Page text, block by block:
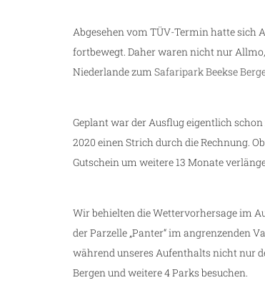
Abgesehen vom TÜV-Termin hatte sich
fortbewegt. Daher waren nicht nur
Niederlande zum Safaripark Beekse
Geplant war der Ausflug eigentlich
2020 einen Strich durch die Rechnung.
Gutschein um weitere 13 Monate
Wir behielten die Wettervorhersage im
der Parzelle „Panter“ im angrenzenden
während unseres Aufenthalts nicht nur
Bergen und weitere 4 Parks besuchen.